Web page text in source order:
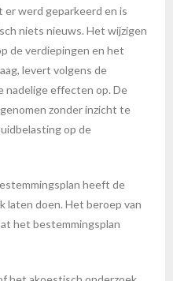
er werd geparkeerd en is
niets nieuws. Het wijzigen
de verdiepingen en het
levert volgens de
nadelige effecten op. De
zonder inzicht te
op de
heeft de
laten doen. Het beroep van
het bestemmingsplan